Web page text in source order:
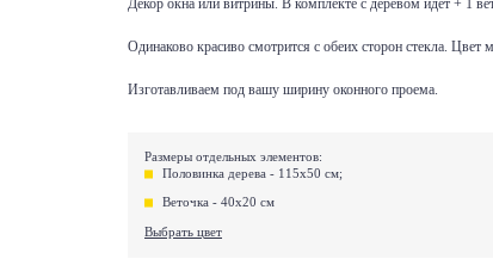
Декор окна или витрины. В комплекте с деревом идет + 1
Одинаково красиво смотрится с обеих сторон стекла.
Изготавливаем под вашу ширину оконного проема.
Размеры отдельных элементов:
Половинка дерева - 115х50 см;
Веточка - 40х20 см
Выбрать цвет